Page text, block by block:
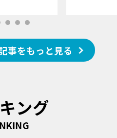
事をもっと見る
ング